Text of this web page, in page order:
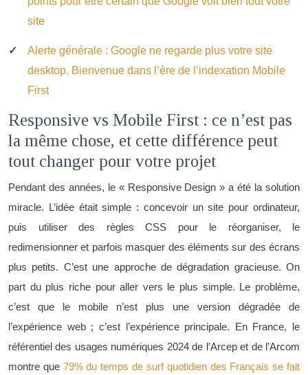
site
Alerte générale : Google ne regarde plus votre site
desktop. Bienvenue dans l’ère de l’indexation Mobile
First
Responsive vs Mobile First : ce n’est pas
la même chose, et cette différence peut
tout changer pour votre projet
Pendant des années, le « Responsive Design » a été la solution
miracle. L’idée était simple : concevoir un site pour ordinateur,
puis utiliser des règles CSS pour le réorganiser, le
redimensionner et parfois masquer des éléments sur des écrans
plus petits. C’est une approche de dégradation gracieuse. On
part du plus riche pour aller vers le plus simple. Le problème,
c’est que le mobile n’est plus une version dégradée de
l’expérience web ; c’est l’expérience principale. En France, le
référentiel des usages numériques 2024 de l’Arcep et de l’Arcom
montre que 79% du temps de surf quotidien des Français se fait